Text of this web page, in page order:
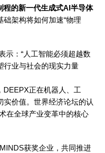
程的新一代生成式AI半导体
础架构将如何加速“物理
示：“人工智能必须超越数
行业与社会的现实力量
DEEPX正在机器人、工
实价值。世界经济论坛的认
在全球产业变革中的核心
获奖企业，共同推进